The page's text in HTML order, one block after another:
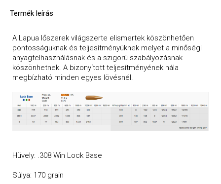
Termék leírás
A Lapua lőszerek világszerte elismertek köszönhetően
pontosságuknak és teljesítményüknek melyet a minőségi
anyagfelhasználásnak és a szigorú szabályozásnak
köszönhetnek. A bizonyított teljesítményének hála
megbízható minden egyes lövésnél.
Hüvely: .308 Win Lock Base
Súlya: 170 grain